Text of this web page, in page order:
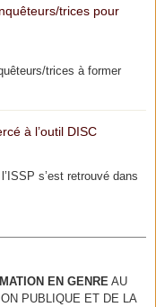
trices pour
trices à former
à l’outil DISC
s’est retrouvé dans
EN GENRE AU
PUBLIQUE ET DE LA